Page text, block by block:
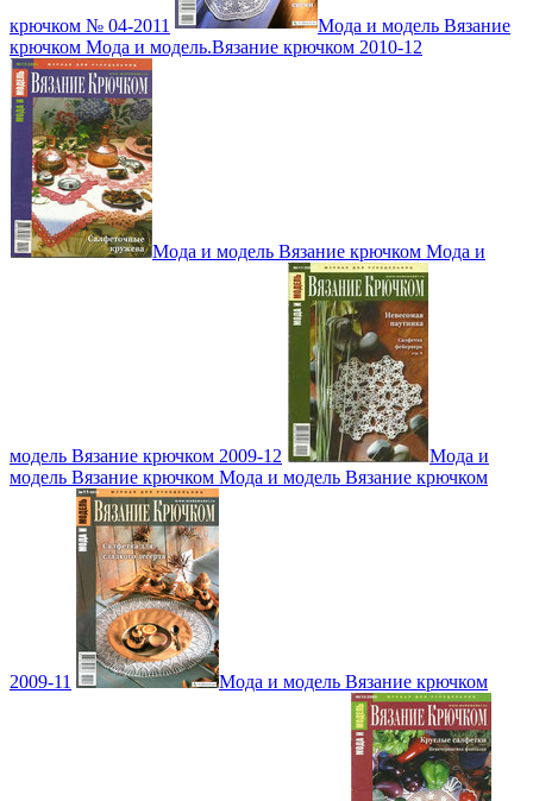
крючком № 04-2011
Мода и модель Вязание
крючком Мода и модель.Вязание крючком 2010-12
Мода и модель Вязание крючком Мода и
модель Вязание крючком 2009-12
Мода и
модель Вязание крючком Мода и модель Вязание крючком
2009-11 Мода и модель Вязание крючком